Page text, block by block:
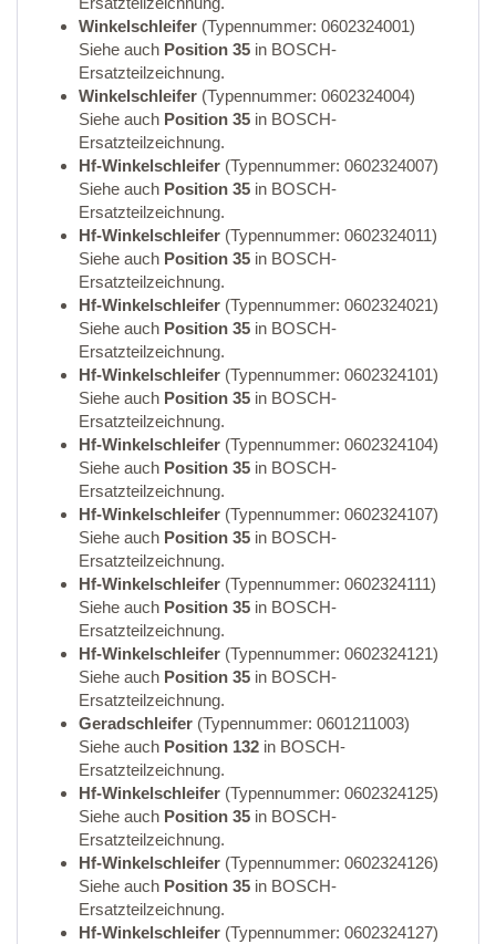
Winkelschleifer (Typennummer: 0602324001)
Siehe auch Position 35 in BOSCH-
Ersatzteilzeichnung.
Winkelschleifer (Typennummer: 0602324004)
Siehe auch Position 35 in BOSCH-
Ersatzteilzeichnung.
Hf-Winkelschleifer (Typennummer: 0602324007)
Siehe auch Position 35 in BOSCH-
Ersatzteilzeichnung.
Hf-Winkelschleifer (Typennummer: 0602324011)
Siehe auch Position 35 in BOSCH-
Ersatzteilzeichnung.
Hf-Winkelschleifer (Typennummer: 0602324021)
Siehe auch Position 35 in BOSCH-
Ersatzteilzeichnung.
Hf-Winkelschleifer (Typennummer: 0602324101)
Siehe auch Position 35 in BOSCH-
Ersatzteilzeichnung.
Hf-Winkelschleifer (Typennummer: 0602324104)
Siehe auch Position 35 in BOSCH-
Ersatzteilzeichnung.
Hf-Winkelschleifer (Typennummer: 0602324107)
Siehe auch Position 35 in BOSCH-
Ersatzteilzeichnung.
Hf-Winkelschleifer (Typennummer: 0602324111)
Siehe auch Position 35 in BOSCH-
Ersatzteilzeichnung.
Hf-Winkelschleifer (Typennummer: 0602324121)
Siehe auch Position 35 in BOSCH-
Ersatzteilzeichnung.
Geradschleifer (Typennummer: 0601211003)
Siehe auch Position 132 in BOSCH-
Ersatzteilzeichnung.
Hf-Winkelschleifer (Typennummer: 0602324125)
Siehe auch Position 35 in BOSCH-
Ersatzteilzeichnung.
Hf-Winkelschleifer (Typennummer: 0602324126)
Siehe auch Position 35 in BOSCH-
Ersatzteilzeichnung.
Hf-Winkelschleifer (Typennummer: 0602324127)